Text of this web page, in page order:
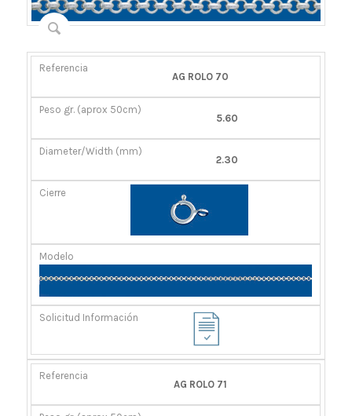
REFERENCIA
(APROX
DIÁMETRO/ANCHO
AG ROLO 70
5.60
2.30
AG ROLO 71